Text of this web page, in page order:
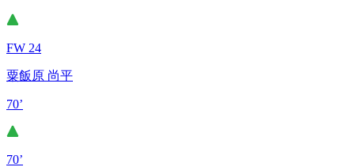
FW 24
粟飯原 尚平
70’
70’